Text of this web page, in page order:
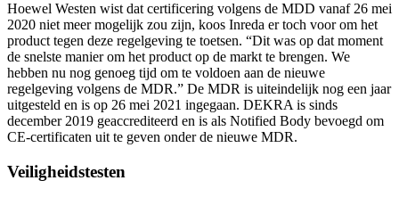
Hoewel Westen wist dat certificering volgens de MDD vanaf 26 mei
2020 niet meer mogelijk zou zijn, koos Inreda er toch voor om het
product tegen deze regelgeving te toetsen. “Dit was op dat moment
de snelste manier om het product op de markt te brengen. We
hebben nu nog genoeg tijd om te voldoen aan de nieuwe
regelgeving volgens de MDR.” De MDR is uiteindelijk nog een jaar
uitgesteld en is op 26 mei 2021 ingegaan. DEKRA is sinds
december 2019 geaccrediteerd en is als Notified Body bevoegd om
CE-certificaten uit te geven onder de nieuwe MDR.
Veiligheidstesten